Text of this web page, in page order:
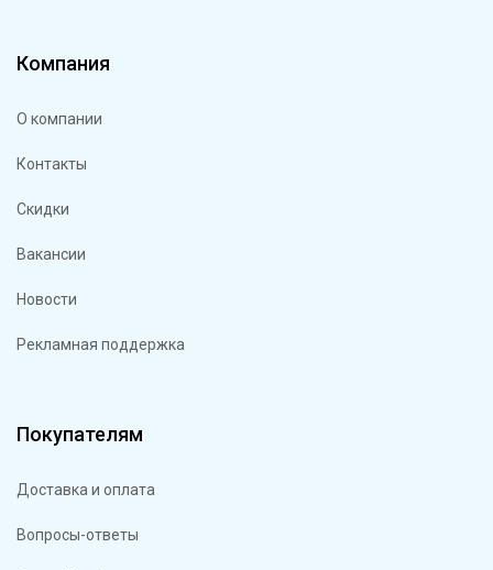
Компания
О компании
Контакты
Скидки
Вакансии
Новости
Рекламная поддержка
Покупателям
Доставка и оплата
Вопросы-ответы